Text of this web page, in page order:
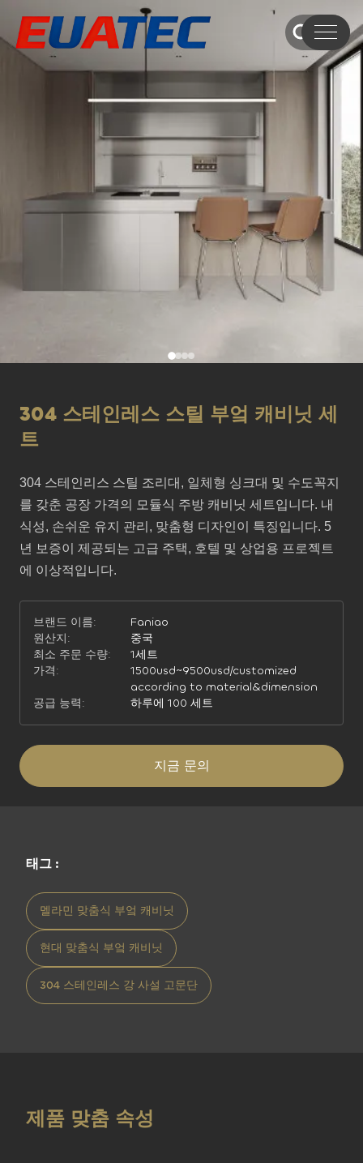
304 스테인레스 스틸 부엌 캐비닛 세
트
304 스테인리스 스틸 조리대, 일체형 싱크대 및 수도꼭지
를 갖춘 공장 가격의 모듈식 주방 캐비닛 세트입니다. 내
식성, 손쉬운 유지 관리, 맞춤형 디자인이 특징입니다. 5
년 보증이 제공되는 고급 주택, 호텔 및 상업용 프로젝트
에 이상적입니다.
브랜드 이름:
Faniao
원산지:
중국
최소 주문 수량:
1세트
가격:
1500usd~9500usd/customized
according to material&dimension
공급 능력:
하루에 100 세트
지금 문의
태그 :
멜라민 맞춤식 부엌 캐비닛
현대 맞춤식 부엌 캐비닛
304 스테인레스 강 사설 고문단
제품 맞춤 속성